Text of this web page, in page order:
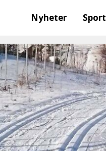
Nyheter Sport